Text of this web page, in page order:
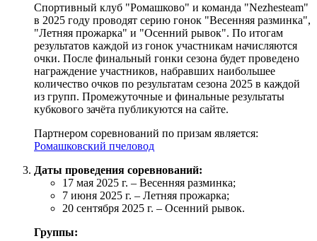
Спортивный клуб "Ромашково" и команда "Nezhesteam"
в 2025 году проводят серию гонок "Весенняя разминка",
"Летняя прожарка" и "Осенний рывок". По итогам
результатов каждой из гонок участникам начисляются
очки. После финальный гонки сезона будет проведено
награждение участников, набравших наибольшее
количество очков по результатам сезона 2025 в каждой
из групп. Промежуточные и финальные результаты
кубкового зачёта публикуются на сайте.
Партнером соревнований по призам является:
Ромашковский пчеловод
Даты проведения соревнований:
17 мая 2025 г. – Весенняя разминка;
7 июня 2025 г. – Летняя прожарка;
20 сентября 2025 г. – Осенний рывок.
Группы: